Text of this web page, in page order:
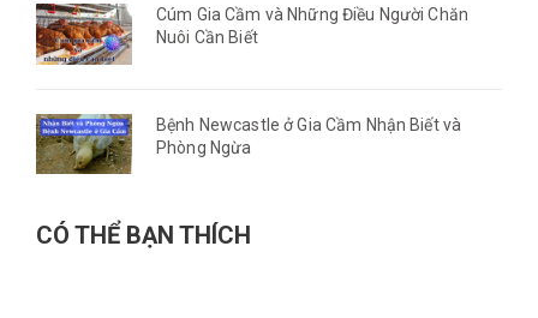
Cúm Gia Cầm và Những Điều Người Chăn
Nuôi Cần Biết
Bệnh Newcastle ở Gia Cầm Nhận Biết và
Phòng Ngừa
CÓ THỂ BẠN THÍCH